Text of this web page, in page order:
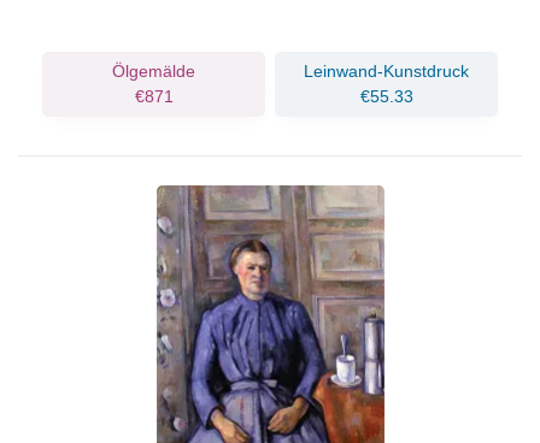
Ölgemälde
€871
Leinwand-Kunstdruck
€55.33